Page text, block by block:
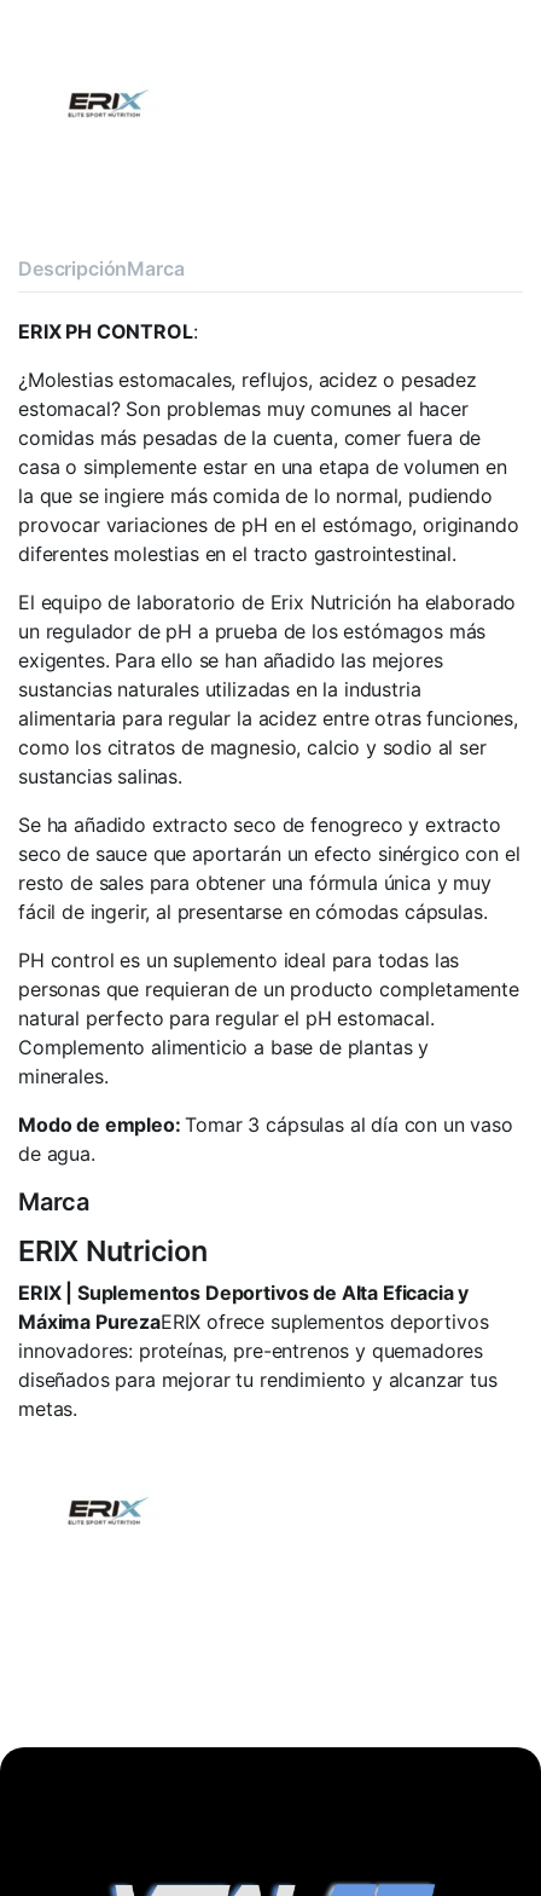
DescripciónMarca
ERIX PH CONTROL:
¿Molestias estomacales, reflujos, acidez o pesadez
estomacal? Son problemas muy comunes al hacer
comidas más pesadas de la cuenta, comer fuera de
casa o simplemente estar en una etapa de volumen en
la que se ingiere más comida de lo normal, pudiendo
provocar variaciones de pH en el estómago, originando
diferentes molestias en el tracto gastrointestinal.
El equipo de laboratorio de Erix Nutrición ha elaborado
un regulador de pH a prueba de los estómagos más
exigentes. Para ello se han añadido las mejores
sustancias naturales utilizadas en la industria
alimentaria para regular la acidez entre otras funciones,
como los citratos de magnesio, calcio y sodio al ser
sustancias salinas.
Se ha añadido extracto seco de fenogreco y extracto
seco de sauce que aportarán un efecto sinérgico con el
resto de sales para obtener una fórmula única y muy
fácil de ingerir, al presentarse en cómodas cápsulas.
PH control es un suplemento ideal para todas las
personas que requieran de un producto completamente
natural perfecto para regular el pH estomacal.
Complemento alimenticio a base de plantas y
minerales.
Modo de empleo:Tomar 3 cápsulas al día con un vaso
de agua.
Marca
ERIX Nutricion
ERIX | Suplementos Deportivos de Alta Eficacia y
Máxima PurezaERIX ofrece suplementos deportivos
innovadores: proteínas, pre-entrenos y quemadores
diseñados para mejorar tu rendimiento y alcanzar tus
metas.